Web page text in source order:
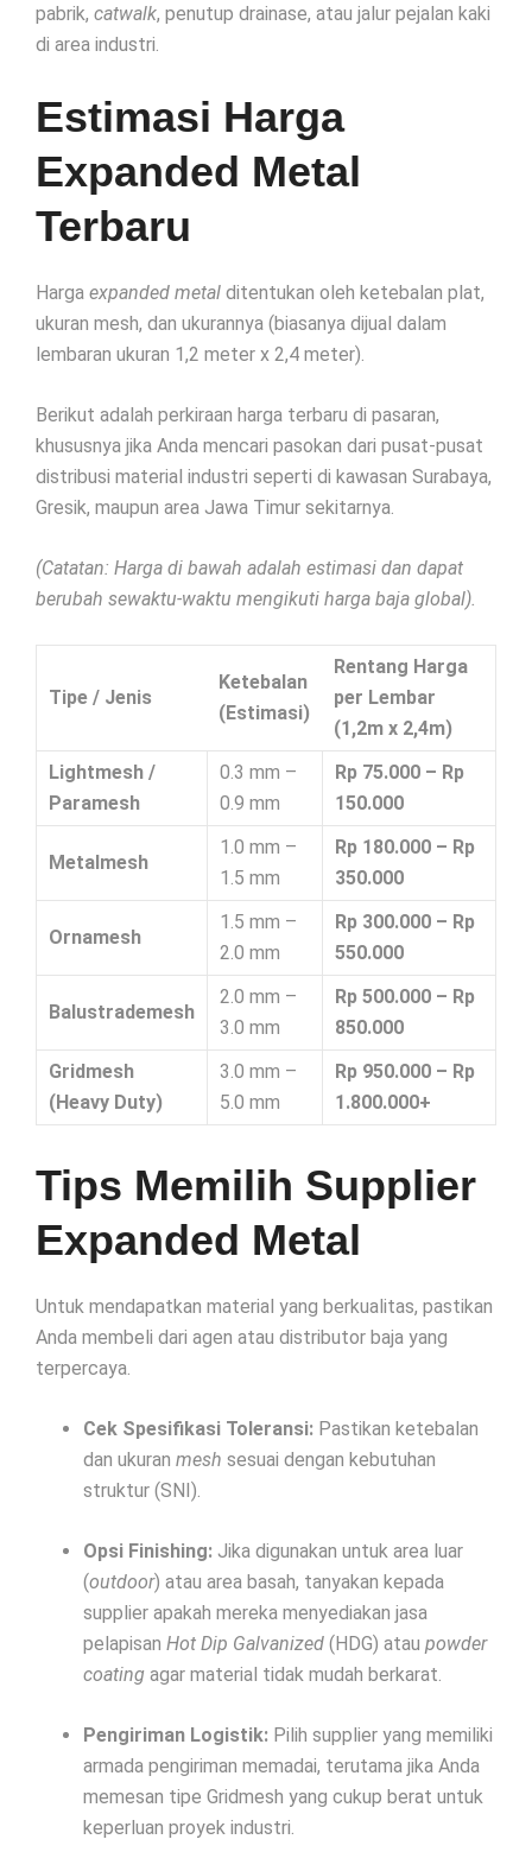
pabrik, catwalk, penutup drainase, atau jalur pejalan kaki
di area industri.
Estimasi Harga
Expanded Metal
Terbaru
Harga expanded metal ditentukan oleh ketebalan plat,
ukuran mesh, dan ukurannya (biasanya dijual dalam
lembaran ukuran 1,2 meter x 2,4 meter).
Berikut adalah perkiraan harga terbaru di pasaran,
khususnya jika Anda mencari pasokan dari pusat-pusat
distribusi material industri seperti di kawasan Surabaya,
Gresik, maupun area Jawa Timur sekitarnya.
(Catatan: Harga di bawah adalah estimasi dan dapat
berubah sewaktu-waktu mengikuti harga baja global).
Tipe / Jenis
Ketebalan
(Estimasi)
Rentang Harga
per Lembar
(1,2m x 2,4m)
Lightmesh /
Paramesh
0.3 mm –
0.9 mm
Rp 75.000 – Rp
150.000
Metalmesh
1.0 mm –
1.5 mm
Rp 180.000 – Rp
350.000
Ornamesh
1.5 mm –
2.0 mm
Rp 300.000 – Rp
550.000
Balustrademesh
2.0 mm –
3.0 mm
Rp 500.000 – Rp
850.000
Gridmesh
(Heavy Duty)
3.0 mm –
5.0 mm
Rp 950.000 – Rp
1.800.000+
Tips Memilih Supplier
Expanded Metal
Untuk mendapatkan material yang berkualitas, pastikan
Anda membeli dari agen atau distributor baja yang
terpercaya.
Cek Spesifikasi Toleransi: Pastikan ketebalan
dan ukuran mesh sesuai dengan kebutuhan
struktur (SNI).
Opsi Finishing: Jika digunakan untuk area luar
(outdoor) atau area basah, tanyakan kepada
supplier apakah mereka menyediakan jasa
pelapisan Hot Dip Galvanized (HDG) atau powder
coating agar material tidak mudah berkarat.
Pengiriman Logistik: Pilih supplier yang memiliki
armada pengiriman memadai, terutama jika Anda
memesan tipe Gridmesh yang cukup berat untuk
keperluan proyek industri.